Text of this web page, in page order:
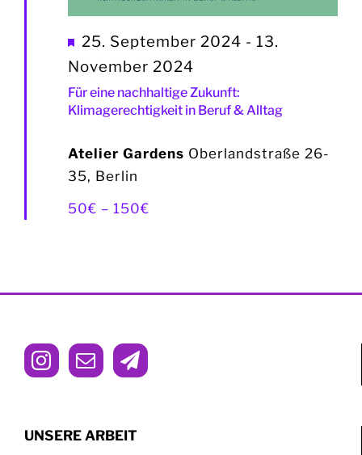
Für eine nachhaltige Zukunft:
Klimagerechtigkeit in Beruf & Alltag
Hervorgehoben
25. September 2024 - 13.
November 2024
Atelier Gardens Oberlandstraße 26-
35, Berlin
50€ – 150€
UNSERE ARBEIT